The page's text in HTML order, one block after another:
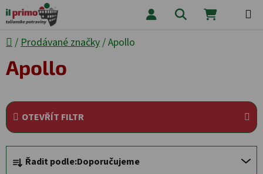
Přejít na obsah Hledat
Domů
/ Prodávané značky/Apollo
Apollo
OTEVŘÍT FILTR
Řazení produktů
Řadit podle:Doporučujeme